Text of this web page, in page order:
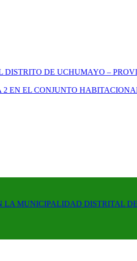
DISTRITO DE UCHUMAYO –
EN EL CONJUNTO
LA MUNICIPALIDAD DISTRITAL